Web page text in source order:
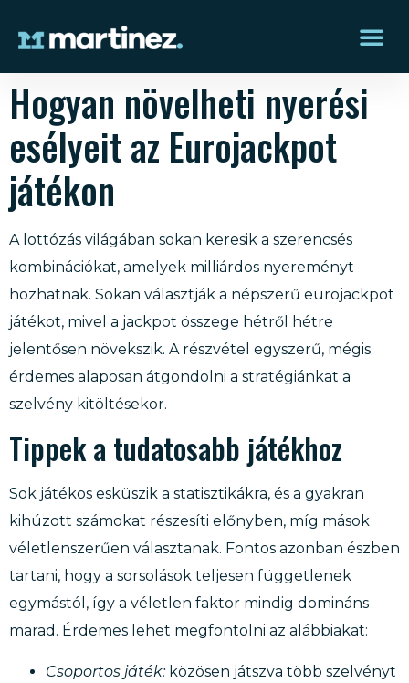
Hogyan növelheti nyerési
esélyeit az Eurojackpot
játékon
A lottózás világában sokan keresik a szerencsés
kombinációkat, amelyek milliárdos nyereményt
hozhatnak. Sokan választják a népszerű eurojackpot
játékot, mivel a jackpot összege hétről hétre
jelentősen növekszik. A részvétel egyszerű, mégis
érdemes alaposan átgondolni a stratégiánkat a
szelvény kitöltésekor.
Tippek a tudatosabb játékhoz
Sok játékos esküszik a statisztikákra, és a gyakran
kihúzott számokat részesíti előnyben, míg mások
véletlenszerűen választanak. Fontos azonban észben
tartani, hogy a sorsolások teljesen függetlenek
egymástól, így a véletlen faktor mindig domináns
marad. Érdemes lehet megfontolni az alábbiakat:
Csoportos játék:közösen játszva több szelvényt